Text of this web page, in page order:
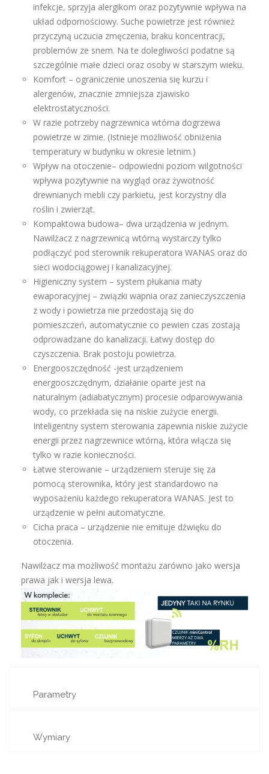
infekcje, sprzyja alergikom oraz pozytywnie wpływa na
układ odpornościowy. Suche powietrze jest również
przyczyną uczucia zmęczenia, braku koncentracji,
problemów ze snem. Na te dolegliwości podatne są
szczególnie małe dzieci oraz osoby w starszym wieku.
Komfort – ograniczenie unoszenia się kurzu i
alergenów, znacznie zmniejsza zjawisko
elektrostatyczności.
W razie potrzeby nagrzewnica wtórna dogrzewa
powietrze w zimie. (Istnieje możliwość obniżenia
temperatury w budynku w okresie letnim.)
Wpływ na otoczenie– odpowiedni poziom wilgotności
wpływa pozytywnie na wygląd oraz żywotność
drewnianych mebli czy parkietu, jest korzystny dla
roślin i zwierząt.
Kompaktowa budowa– dwa urządzenia w jednym.
Nawilżacz z nagrzewnicą wtórną wystarczy tylko
podłączyć pod sterownik rekuperatora WANAS oraz do
sieci wodociągowej i kanalizacyjnej.
Higieniczny system – system płukania maty
ewaporacyjnej – związki wapnia oraz zanieczyszczenia
z wody i powietrza nie przedostają się do
pomieszczeń, automatycznie co pewien czas zostają
odprowadzane do kanalizacji. Łatwy dostęp do
czyszczenia. Brak postoju powietrza.
Energooszczędność -jest urządzeniem
energooszczędnym, działanie oparte jest na
naturalnym (adiabatycznym) procesie odparowywania
wody, co przekłada się na niskie zużycie energii.
Inteligentny system sterowania zapewnia niskie zużycie
energii przez nagrzewnice wtórną, która włącza się
tylko w razie konieczności.
Łatwe sterowanie – urządzeniem steruje się za
pomocą sterownika, który jest standardowo na
wyposażeniu każdego rekuperatora WANAS. Jest to
urządzenie w pełni automatyczne.
Cicha praca – urządzenie nie emituje dźwięku do
otoczenia.
Nawilżacz ma możliwość montażu zarówno jako wersja
prawa jak i wersja lewa.
Parametry
Wymiary